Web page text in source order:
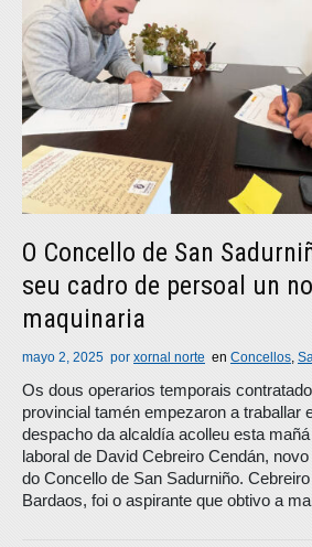
O Concello de San
seu cadro de persoal un
maquinaria
mayo 2, 2025 por xornal norte en Concellos,
Os dous operarios temporais
provincial tamén empezaron a
despacho da alcaldía acolleu esta
laboral de David Cebreiro Cendán,
do Concello de San Sadurniño.
Bardaos, foi o aspirante que obtivo a